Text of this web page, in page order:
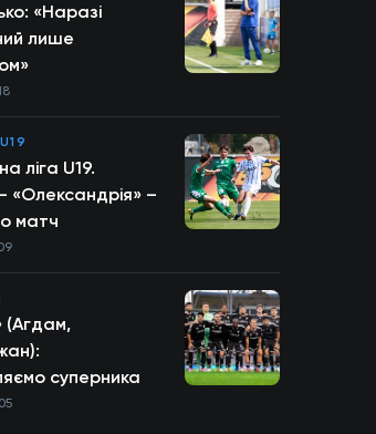
«Наразі
лише
ліга U19.
«Олександрія» –
матч
(Агдам,
суперника